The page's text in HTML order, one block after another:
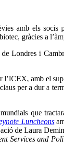
amb els socis
gràcies a
Londres i
l’ICEX, amb el
per a dur a
que
Luncheons
de Laura
Services and